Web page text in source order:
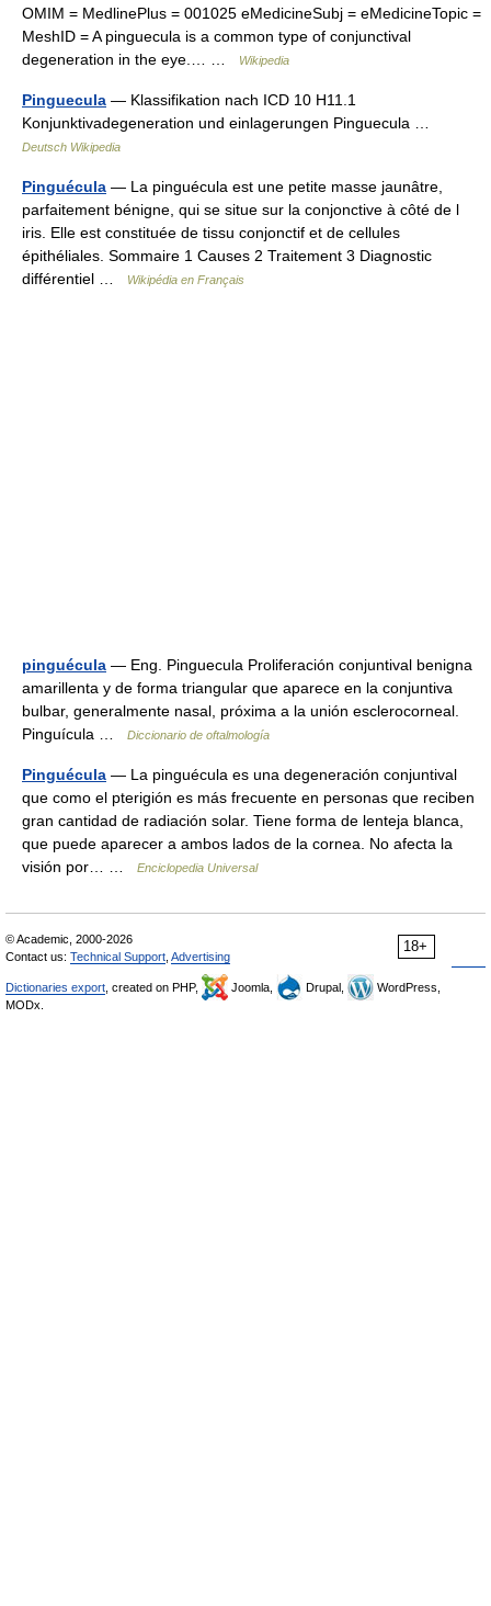
OMIM = MedlinePlus = 001025 eMedicineSubj = eMedicineTopic =
MeshID = A pinguecula is a common type of conjunctival
degeneration in the eye.… …
Wikipedia
Pinguecula — Klassifikation nach ICD 10 H11.1
Konjunktivadegeneration und einlagerungen Pinguecula …
Deutsch Wikipedia
Pinguécula — La pinguécula est une petite masse jaunâtre,
parfaitement bénigne, qui se situe sur la conjonctive à côté de l
iris. Elle est constituée de tissu conjonctif et de cellules
épithéliales. Sommaire 1 Causes 2 Traitement 3 Diagnostic
différentiel …
Wikipédia en Français
pinguécula — Eng. Pinguecula Proliferación conjuntival benigna
amarillenta y de forma triangular que aparece en la conjuntiva
bulbar, generalmente nasal, próxima a la unión esclerocorneal.
Pinguícula …
Diccionario de oftalmología
Pinguécula — La pinguécula es una degeneración conjuntival
que como el pterigión es más frecuente en personas que reciben
gran cantidad de radiación solar. Tiene forma de lenteja blanca,
que puede aparecer a ambos lados de la cornea. No afecta la
visión por… …
Enciclopedia Universal
18+
© Academic, 2000-2026
Contact us: Technical Support Advertising
Dictionaries export , created on PHP, Joomla, Drupal,
WordPress,
MODx.